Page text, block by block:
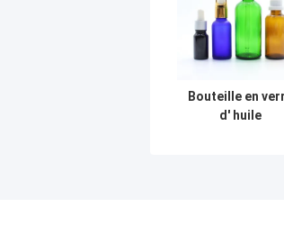
Bouteille en
d' huile